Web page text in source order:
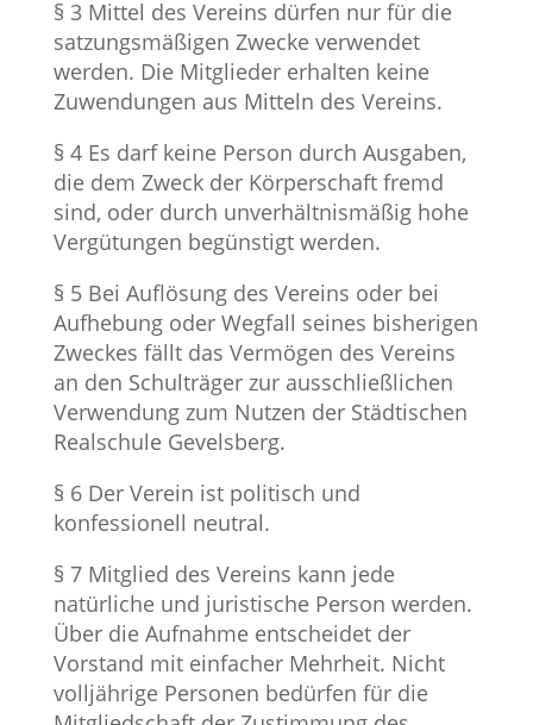
§ 3 Mittel des Vereins dürfen nur für die
satzungsmäßigen Zwecke verwendet
werden. Die Mitglieder erhalten keine
Zuwendungen aus Mitteln des Vereins.
§ 4 Es darf keine Person durch Ausgaben,
die dem Zweck der Körperschaft fremd
sind, oder durch unverhältnismäßig hohe
Vergütungen begünstigt werden.
§ 5 Bei Auflösung des Vereins oder bei
Aufhebung oder Wegfall seines bisherigen
Zweckes fällt das Vermögen des Vereins
an den Schulträger zur ausschließlichen
Verwendung zum Nutzen der Städtischen
Realschule Gevelsberg.
§ 6 Der Verein ist politisch und
konfessionell neutral.
§ 7 Mitglied des Vereins kann jede
natürliche und juristische Person werden.
Über die Aufnahme entscheidet der
Vorstand mit einfacher Mehrheit. Nicht
volljährige Personen bedürfen für die